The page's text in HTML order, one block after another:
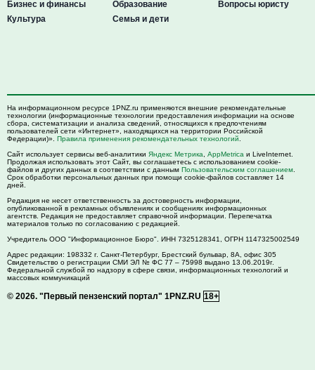
Бизнес и финансы
Культура
Образование
Семья и дети
Вопросы юристу
На информационном ресурсе 1PNZ.ru применяются внешние рекомендательные
технологии (информационные технологии предоставления информации на основе
сбора, систематизации и анализа сведений, относящихся к предпочтениям
пользователей сети «Интернет», находящихся на территории Российской
Федерации)». Правила применения рекомендательных технологий
Сайт использует сервисы веб-аналитики Яндекс Метрика AppMetrica и LiveInternet.
Продолжая использовать этот Сайт, вы соглашаетесь с использованием cookie-
файлов и других данных в соответствии с данным Пользовательским соглашением
Срок обработки персональных данных при помощи cookie-файлов составляет 14
дней.
Редакция не несет ответственность за достоверность информации,
опубликованной в рекламных объявлениях и сообщениях информационных
агентств. Редакция не предоставляет справочной информации. Перепечатка
материалов только по согласованию с редакцией.
Учредитель ООО "Информационное Бюро". ИНН 7325128341, ОГРН 1147325002549
Адрес редакции: 198332 г. Санкт-Петербург, Брестский бульвар, 8А, офис 305
Свидетельство о регистрации СМИ ЭЛ № ФС 77 – 75998 выдано 13.06.2019г.
Федеральной службой по надзору в сфере связи, информационных технологий и
массовых коммуникаций
© 2026. "Первый пензенский портал" 1PNZ.RU 18+